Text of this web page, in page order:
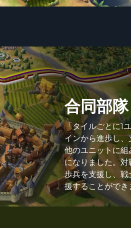
合同部隊
「タイルごとに1
インから進歩し
他のユニットに
になりました。
歩兵を支援し、
援することができ